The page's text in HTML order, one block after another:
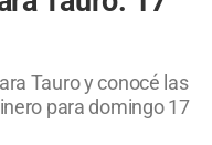
Tauro y conocé las
para domingo 17